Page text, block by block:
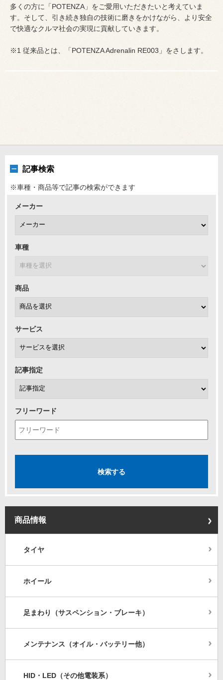
多くの方に「POTENZA」をご愛用いただきたいと考えていま
す。そして、引き続き独自の技術に磨きをかけながら、より安全
で快適なクルマ社会の実現に貢献していきます。
※1 従来品とは、「POTENZA Adrenalin RE003」をさします。
記事検索
※車種・商品等で記事の検索ができます
メーカー
車種
商品
サービス
記事指定
フリーワード
商品情報
タイヤ
ホイール
足まわり（サスペンション・ブレーキ）
メンテナンス（オイル・バッテリー他）
HID・LED（その他電装系）